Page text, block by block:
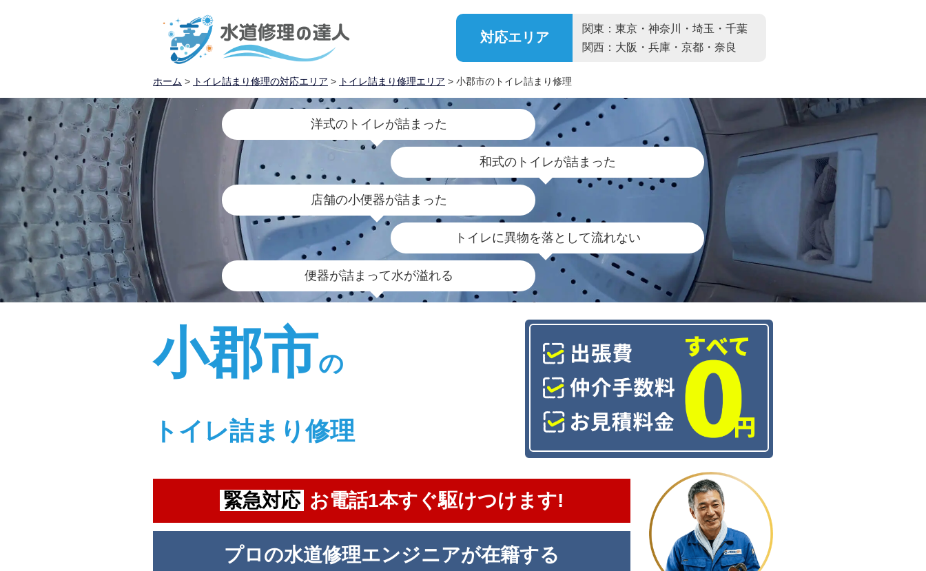
対応エリア
関東：東京・神奈川・埼玉・千葉
関西：大阪・兵庫・京都・奈良
ホーム > トイレ詰まり修理の対応エリア > トイレ詰まり修理エリア > 小郡市のトイレ詰まり修理
洋式のトイレが詰まった
和式のトイレが詰まった
店舗の小便器が詰まった
トイレに異物を落として流れない
便器が詰まって水が溢れる
小郡市の
トイレ詰まり修理
緊急対応 お電話1本すぐ駆けつけます!
プロの水道修理エンジニアが在籍する